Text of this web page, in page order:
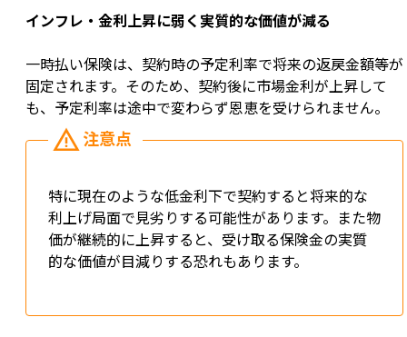
インフレ・金利上昇に弱く実質的な価値が減る
一時払い保険は、契約時の予定利率で将来の返戻金額等が
固定されます。そのため、契約後に市場金利が上昇して
も、予定利率は途中で変わらず恩恵を受けられません。
特に現在のような低金利下で契約すると将来的な
利上げ局面で見劣りする可能性があります。また物
価が継続的に上昇すると、受け取る保険金の実質
的な価値が目減りする恐れもあります。